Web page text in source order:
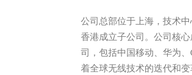
公司总部位于上海，技术
香港成立子公司。公司核
司，包括中国移动、华为
着全球无线技术的迭代和